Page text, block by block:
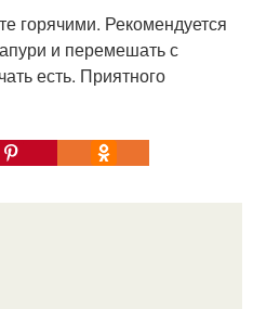
горячими. Рекомендуется
и перемешать с
есть. Приятного